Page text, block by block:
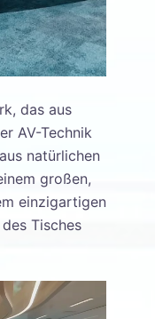
das aus
AV-Technik
natürlichen
großen,
einzigartigen
Tisches